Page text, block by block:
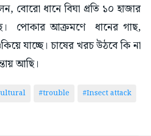
বোরো ধানে বিঘা প্রতি ১০ হাজার
পোকার আক্রমণে ধানের গাছ,
যাচ্ছে। চাষের খরচ উঠবে কি না
আছি।
#trouble
#Insect attack